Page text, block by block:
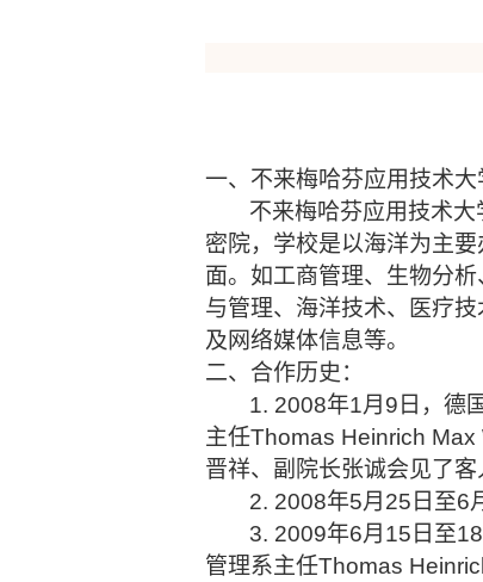
一、不来梅哈芬应用技术大
不来梅哈芬应用技术大
密院， 学校是以海洋为主
面。如工商管理、生物分
与管理、海洋技术、医疗
及网络媒体信息等。
二、合作历史：
1. 2008年1月9日，德
主任Thomas Heinrich
晋祥、副院长张诚会见了
2. 2008年5月25日至6
3. 2009年6月15日至
管理系主任Thomas